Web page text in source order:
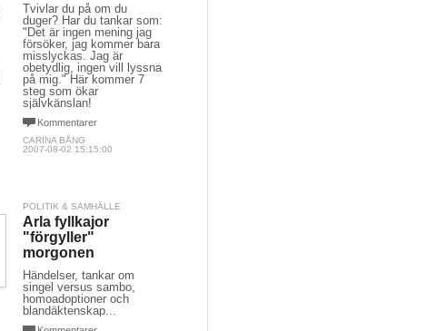
Tvivlar du på om du
duger? Har du tankar som:
"Det är ingen mening jag
försöker, jag kommer bara
misslyckas. Jag är
obetydlig, ingen vill lyssna
på mig." Här kommer 7
steg som ökar
självkänslan!
Kommentarer
CARINA BÅNG
2007-08-02 15:15:00
POLITIK & SAMHÄLLE
Arla fyllkajor
"förgyller"
morgonen
Händelser, tankar om
singel versus sambo,
homoadoptioner och
blandäktenskap...